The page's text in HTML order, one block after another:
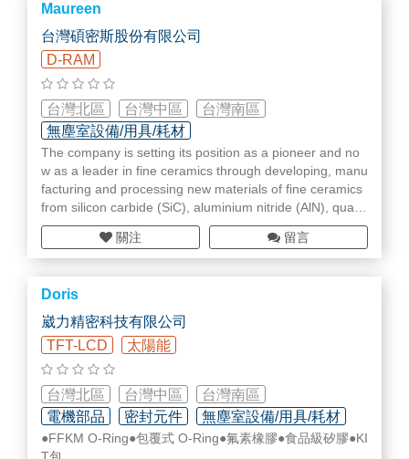
Maureen
台灣碩密斯股份有限公司
D-RAM
台灣北區 台灣中區
台灣南區
無塵室設備/用具/耗材
The company is setting its position as a pioneer and no
w as a leader in fine ceramics through developing, manu
facturing and processing new materials of fine ceramics
from silicon carbide (SiC), aluminium nitride (AlN), quart
z (SiO₂), B/N and ZR along with alumina (Al₂O₃) and silic
on (Si).
Recently, based on its accumulated technology and com
petitiveness in material area, it achieved materialization
of alumina (Al₂O₃), silicon carbide (SiC), and aluminium
nitride (AlN), and by obtaining unified production system
of ‘basic material-material-processing-parts; through ind
ependent production of Si-Ingot, it shifted to focusing ont
o materials of high added values.
關注 留言
Doris
崴力精密科技有限公司
TFT-LCD
太陽能
台灣北區 台灣中區
台灣南區
電機部品
密封元件 無塵室設備/用具/耗材
●FFKM O-Ring●包覆式 O-Ring●氟素橡膠●食品級矽膠●KI